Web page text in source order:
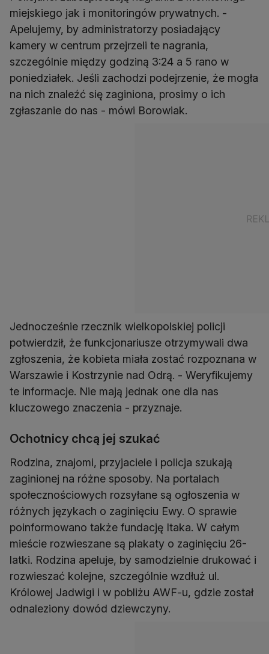
miejskiego jak i monitoringów prywatnych. -
Apelujemy, by administratorzy posiadający
kamery w centrum przejrzeli te nagrania,
szczególnie między godziną 3:24 a 5 rano w
poniedziałek. Jeśli zachodzi podejrzenie, że mogła
na nich znaleźć się zaginiona, prosimy o ich
zgłaszanie do nas - mówi Borowiak.
Jednocześnie rzecznik wielkopolskiej policji
potwierdził, że funkcjonariusze otrzymywali dwa
zgłoszenia, że kobieta miała zostać rozpoznana w
Warszawie i Kostrzynie nad Odrą. - Weryfikujemy
te informacje. Nie mają jednak one dla nas
kluczowego znaczenia - przyznaje.
Ochotnicy chcą jej szukać
Rodzina, znajomi, przyjaciele i policja szukają
zaginionej na różne sposoby. Na portalach
społecznościowych rozsyłane są ogłoszenia w
różnych językach o zaginięciu Ewy. O sprawie
poinformowano także fundację Itaka. W całym
mieście rozwieszane są plakaty o zaginięciu 26-
latki. Rodzina apeluje, by samodzielnie drukować i
rozwieszać kolejne, szczególnie wzdłuż ul.
Królowej Jadwigi i w pobliżu AWF-u, gdzie został
odnaleziony dowód dziewczyny.